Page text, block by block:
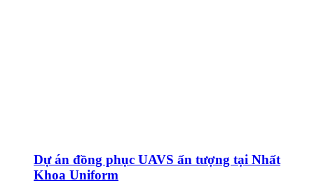
Dự án đồng phục UAVS ấn tượng tại Nhất
Khoa Uniform